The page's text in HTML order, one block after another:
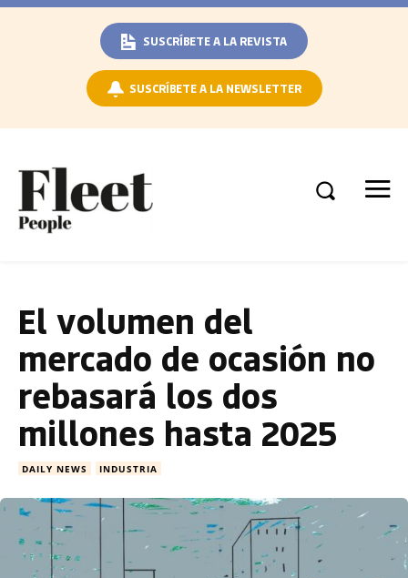
SUSCRÍBETE A LA REVISTA
SUSCRÍBETE A LA NEWSLETTER
El volumen del
mercado de ocasión no
rebasará los dos
millones hasta 2025
DAILY NEWS INDUSTRIA